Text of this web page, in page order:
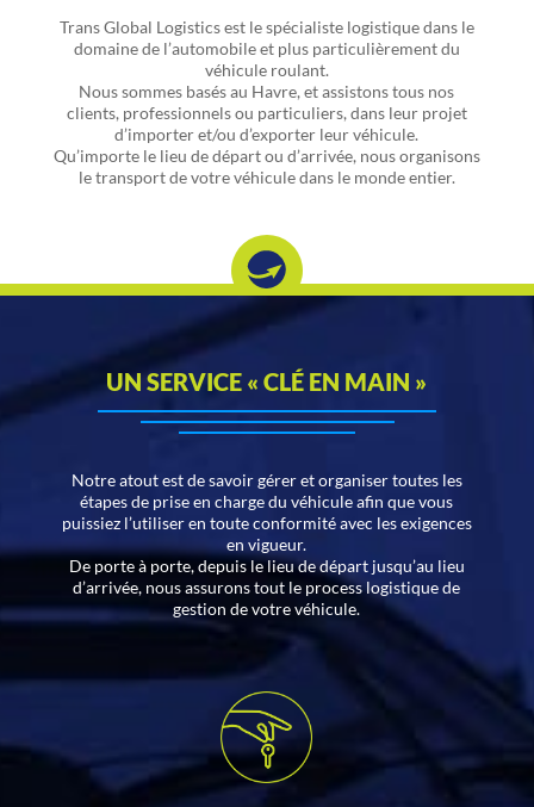
Trans Global Logistics est le spécialiste logistique dans le
domaine de l’automobile et plus particulièrement du
véhicule roulant.
Nous sommes basés au Havre, et assistons tous nos
clients, professionnels ou particuliers, dans leur projet
d’importer et/ou d’exporter leur véhicule.
Qu’importe le lieu de départ ou d’arrivée, nous organisons
le transport de votre véhicule dans le monde entier.
UN SERVICE « CLÉ EN MAIN »
Notre atout est de savoir gérer et organiser toutes les
étapes de prise en charge du véhicule afin que vous
puissiez l’utiliser en toute conformité avec les exigences
en vigueur.
De porte à porte, depuis le lieu de départ jusqu’au lieu
d’arrivée, nous assurons tout le process logistique de
gestion de votre véhicule.